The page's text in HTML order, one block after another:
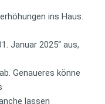
ins Haus.
Januar 2025“ aus,
Genaueres könne
lassen